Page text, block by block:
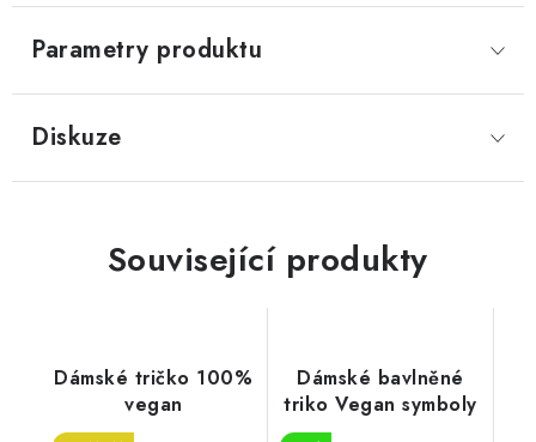
Parametry produktu
Diskuze
Související produkty
Dámské tričko 100%
vegan
Dámské bavlněné
triko Vegan symboly